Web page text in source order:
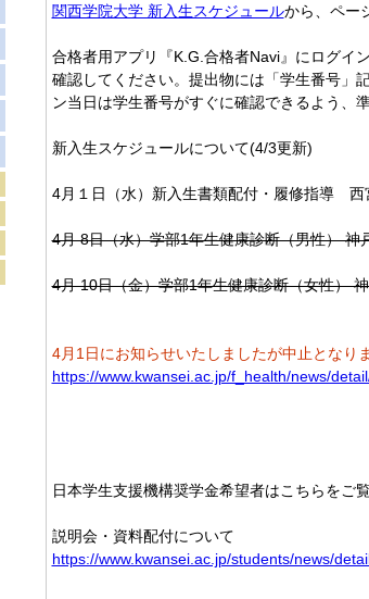
関西学院大学 新入生スケジュールから、ペー
合格者用アプリ『K.G.合格者Navi』にログイ
確認してください。提出物には「学生番号」
ン当日は学生番号がすぐに確認できるよう、
新入生スケジュールについて(4/3更新)
4月１日（水）新入生書類配付・履修指導 西
4月 8日（水）学部1年生健康診断（男性） 神
4月 10日（金）学部1年生健康診断（女性）
4月1日にお知らせいたしましたが中止となりま
https://www.kwansei.ac.jp/f_health/news/
日本学生支援機構奨学金希望者はこちらをご覧
説明会・資料配付について
https://www.kwansei.ac.jp/students/news/